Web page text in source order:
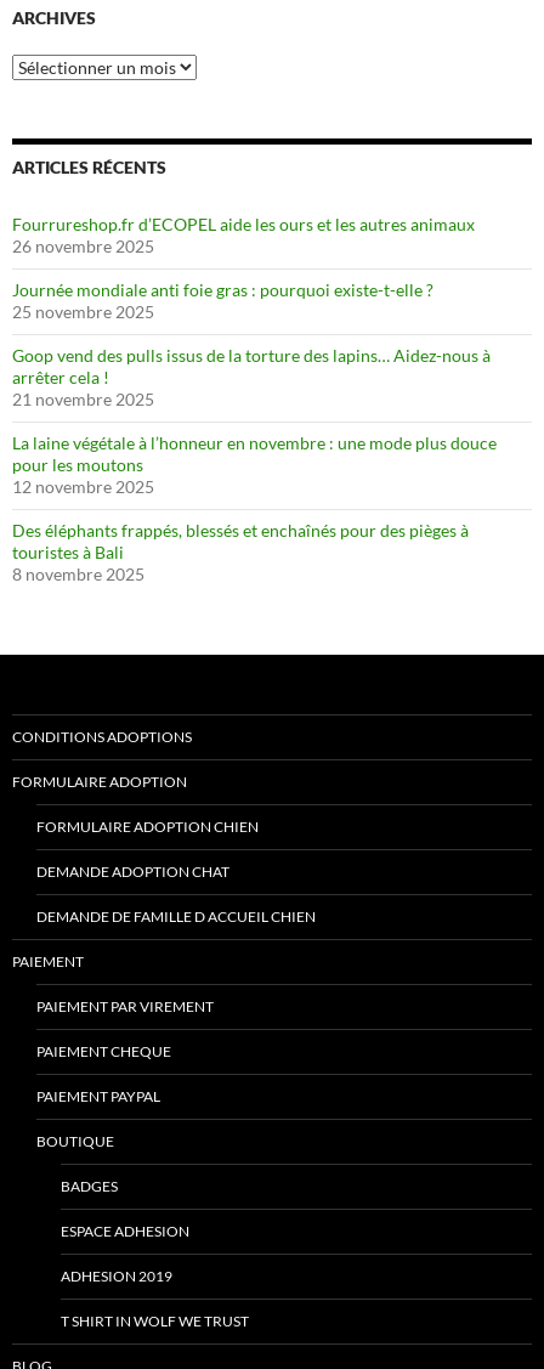
ARCHIVES
Archives
ARTICLES RÉCENTS
Fourrureshop.fr d’ECOPEL aide les ours et les autres animaux
26 novembre 2025
Journée mondiale anti foie gras : pourquoi existe-t-elle ?
25 novembre 2025
Goop vend des pulls issus de la torture des lapins… Aidez-nous à
arrêter cela !
21 novembre 2025
La laine végétale à l’honneur en novembre : une mode plus douce
pour les moutons
12 novembre 2025
Des éléphants frappés, blessés et enchaînés pour des pièges à
touristes à Bali
8 novembre 2025
CONDITIONS ADOPTIONS
FORMULAIRE ADOPTION
FORMULAIRE ADOPTION CHIEN
DEMANDE ADOPTION CHAT
DEMANDE DE FAMILLE D ACCUEIL CHIEN
PAIEMENT
PAIEMENT PAR VIREMENT
PAIEMENT CHEQUE
PAIEMENT PAYPAL
BOUTIQUE
BADGES
ESPACE ADHESION
ADHESION 2019
T SHIRT IN WOLF WE TRUST